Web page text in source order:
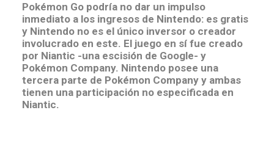
Pokémon Go podría no dar un impulso
inmediato a los ingresos de Nintendo: es gratis
y Nintendo no es el único inversor o creador
involucrado en este. El juego en sí fue creado
por Niantic -una escisión de Google- y
Pokémon Company. Nintendo posee una
tercera parte de Pokémon Company y ambas
tienen una participación no especificada en
Niantic.